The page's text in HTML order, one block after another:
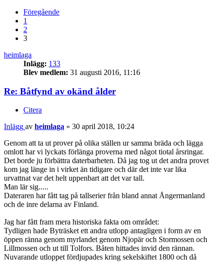
Föregående
1
2
3
heimlaga
Inlägg: 133
Blev medlem: 31 augusti 2016, 11:16
Re: Båtfynd av okänd ålder
Citera
Inlägg av heimlaga » 30 april 2018, 10:24
Genom att ta ut prover på olika ställen ur samma bräda och lägga
omlott har vi lyckats förlänga proverna med något tiotal årsringar.
Det borde ju förbättra daterbarheten. Då jag tog ut det andra provet
kom jag länge in i virket än tidigare och där det inte var lika
urvattnat var det helt uppenbart att det var tall.
Man lär sig.....
Dateraren har fått tag på tallserier från bland annat Ångermanland
och de inre delarna av Finland.
Jag har fått fram mera historiska fakta om området:
Tydligen hade Byträsket ett andra utlopp antagligen i form av en
öppen ränna genom myrlandet genom Njopär och Stormossen och
Lillmossen och ut till Tolfors. Båten hittades invid den rännan.
Nuvarande utloppet fördjupades kring sekelskiftet 1800 och då